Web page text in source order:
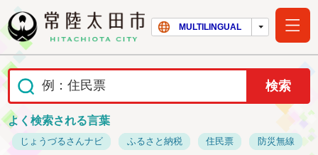
常陸太田市ホー
MULTILINGUAL
よく検索される言葉
じょうづるさんナビ ふるさと納税 住民票 防災無線